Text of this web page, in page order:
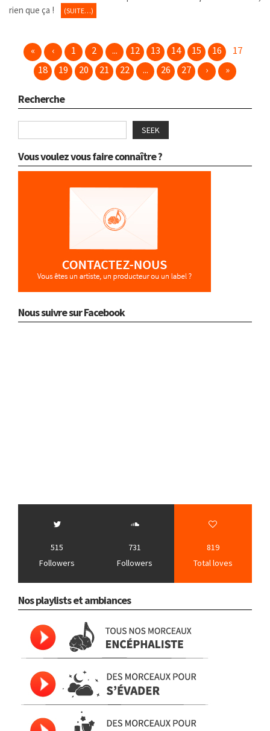
rien que ça !
(SUITE…)
« ‹ 1 2 ... 12 13 14 15 16
17
18
19 20 21 22 ... 26 27 › »
Recherche
SEEK
Vous voulez vous faire connaître ?
Nous suivre sur Facebook
515
Followers
731
Followers
819
Total loves
Nos playlists et ambiances